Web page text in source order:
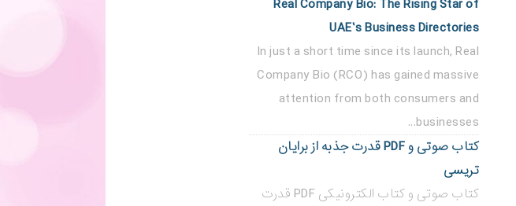
Real Company Bio: The Rising Star of
UAE’s Business Directories
In just a short time since its launch, Real
Company Bio (RCO) has gained massive
attention from both consumers and
businesses...
کتاب صوتی و PDF قدرت جذبه از برایان
تریسی
کتاب صوتی و کتاب الکترونیکی PDF قدرت